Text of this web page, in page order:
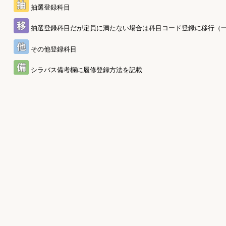
抽選登録科目
抽選登録科目だが定員に満たない場合は科目コード登録に移行（
その他登録科目
シラバス備考欄に履修登録方法を記載